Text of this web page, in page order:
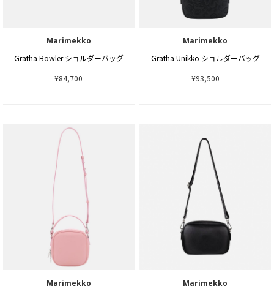
Marimekko
Gratha Bowler ショルダーバッグ
¥84,700
Marimekko
Gratha Unikko ショルダーバッグ
¥93,500
Marimekko
Marimekko